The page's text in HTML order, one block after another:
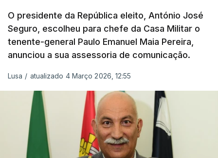
O presidente da República eleito, António José
Seguro, escolheu para chefe da Casa Militar o
tenente-general Paulo Emanuel Maia Pereira,
anunciou a sua assessoria de comunicação.
Lusa / atualizado 4 Março 2026, 12:55